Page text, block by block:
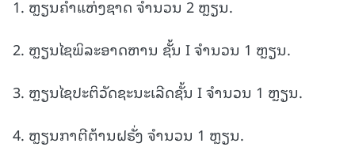
1. ຫຼຽນຄໍາແຫ່ງຊາດ ຈໍານວນ 2 ຫຼຽນ.
2. ຫຼຽນໄຊພິລະອາດຫານ ຊັ້ນ I ຈໍານວນ 1 ຫຼຽນ.
3. ຫຼຽນໄຊປະຕິວັດຊະນະເລີດຊັ້ນ I ຈໍານວນ 1 ຫຼຽນ.
4. ຫຼຽນກາຕີຕ້ານຝຣັ່ງ ຈໍານວນ 1 ຫຼຽນ.